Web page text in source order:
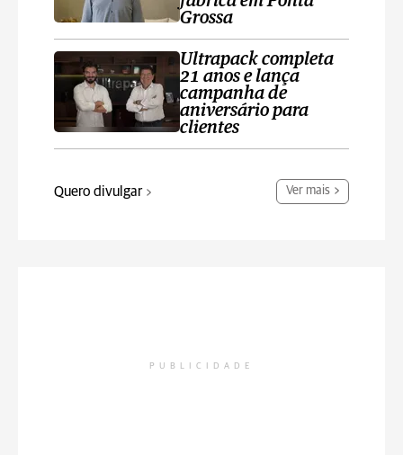
Grossa
Ultrapack completa
21 anos e lança
campanha de
aniversário para
clientes
Quero divulgar Ver mais
PUBLICIDADE